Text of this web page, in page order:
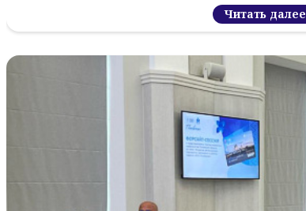
Читать далее